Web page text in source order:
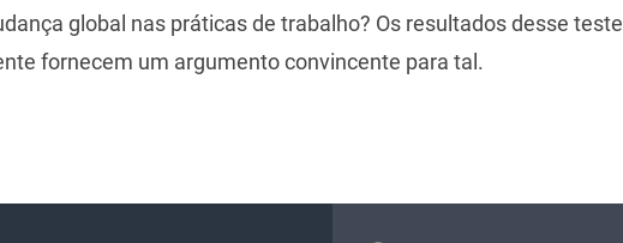
global nas práticas de trabalho? Os resultados desse teste
fornecem um argumento convincente para tal.